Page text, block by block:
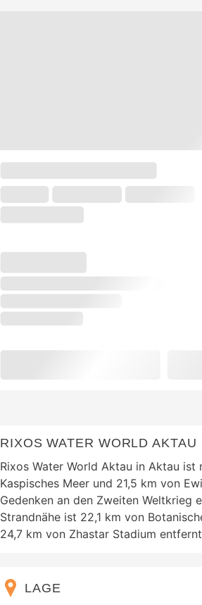
RIXOS WATER WORLD AKTAU
Rixos Water World Aktau in Aktau ist
Kaspisches Meer und 21,5 km von
Gedenken an den Zweiten Weltkrieg
Strandnähe ist 22,1 km von
24,7 km von Zhastar Stadium
LAGE